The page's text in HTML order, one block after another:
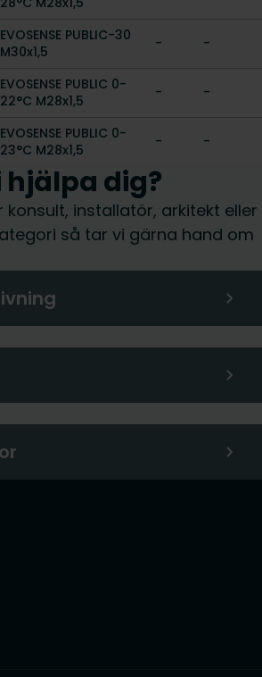
EVOSENSE PUBLIC-30
M30x1,5
- -
EVOSENSE PUBLIC 0-
22°C M28x1,5
- -
EVOSENSE PUBLIC 0-
23°C M28x1,5
- -
hjälpa dig?
installatör, arkitekt eller
så tar vi gärna hand om